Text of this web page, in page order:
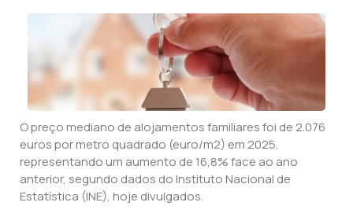
O preço mediano de alojamentos familiares foi de 2.076
euros por metro quadrado (euro/m2) em 2025,
representando um aumento de 16,8% face ao ano
anterior, segundo dados do Instituto Nacional de
Estatística (INE), hoje divulgados.